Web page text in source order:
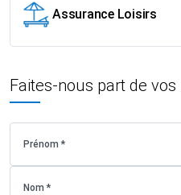
Assurance Loisirs
Faites-nous part de vos